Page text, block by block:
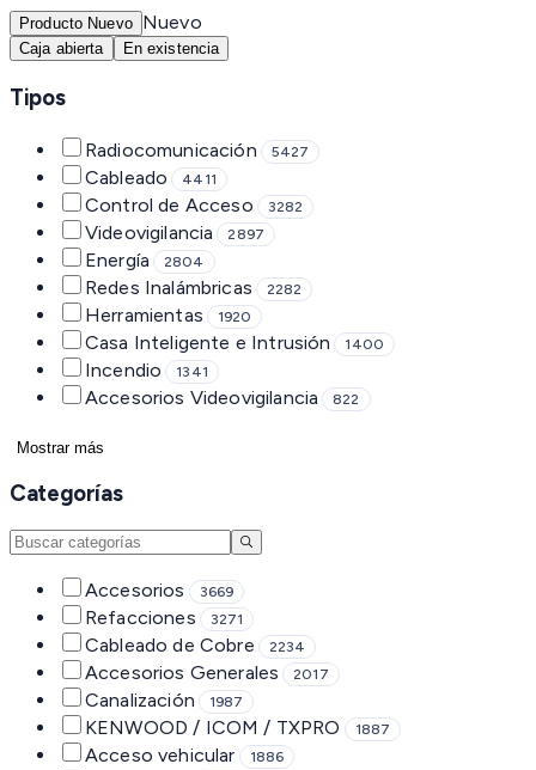
Producto Nuevo Nuevo
Caja abierta En existencia
Tipos
Radiocomunicación 5427
Cableado 4411
Control de Acceso 3282
Videovigilancia 2897
Energía 2804
Redes Inalámbricas 2282
Herramientas 1920
Casa Inteligente e Intrusión 1400
Incendio 1341
Accesorios Videovigilancia 822
Mostrar más
Categorías
Accesorios 3669
Refacciones 3271
Cableado de Cobre 2234
Accesorios Generales 2017
Canalización 1987
KENWOOD / ICOM / TXPRO 1887
Acceso vehicular 1886